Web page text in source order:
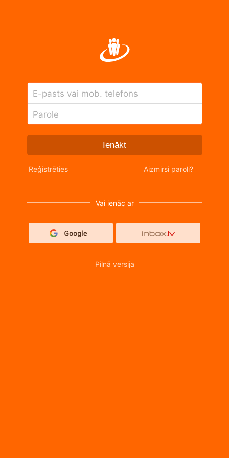
E-pasts vai mob. telefons
Parole
Ienākt
Reģistrēties Aizmirsi paroli?
Vai ienāc ar
Pilnā versija